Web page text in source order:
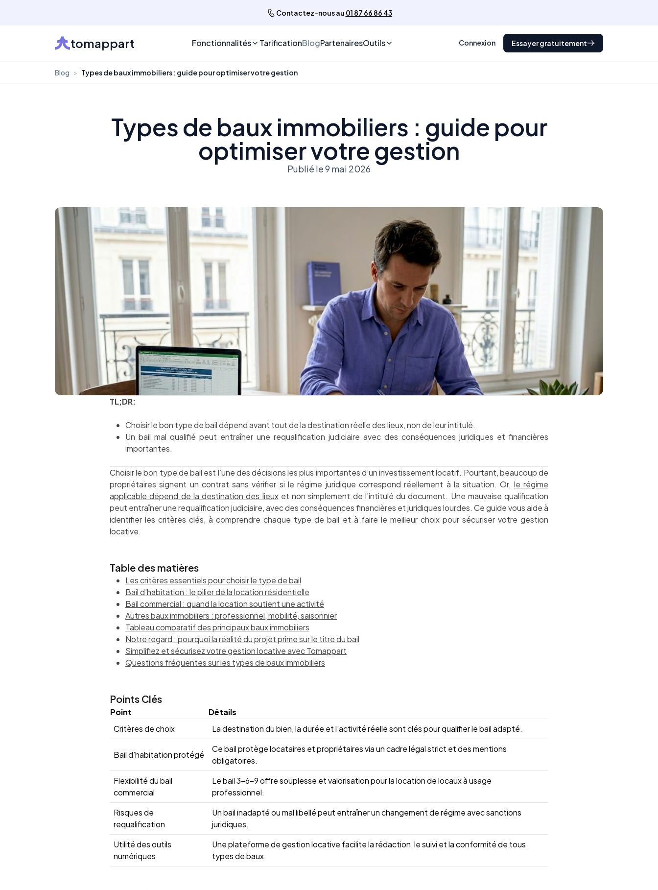
Contactez-nous au 01 87 66 86 43
tomappart Fonctionnalités TarificationBlogPartenairesOutils Connexion Essayer gratuitement
Blog > Types de baux immobiliers : guide pour optimiser votre gestion
Types de baux immobiliers : guide pour
optimiser votre gestion
Publié le 9 mai 2026
TL;DR:
Choisir le bon type de bail dépend avant tout de la destination réelle des lieux, non de leur intitulé.
Un bail mal qualifié peut entraîner une requalification judiciaire avec des conséquences juridiques et financières
importantes.
Choisir le bon type de bail est l’une des décisions les plus importantes d’un investissement locatif. Pourtant, beaucoup de
propriétaires signent un contrat sans vérifier si le régime juridique correspond réellement à la situation. Or, le régime
applicable dépend de la destination des lieuxet non simplement de l’intitulé du document. Une mauvaise qualification
peut entraîner une requalification judiciaire, avec des conséquences financières et juridiques lourdes. Ce guide vous aide à
identifier les critères clés, à comprendre chaque type de bail et à faire le meilleur choix pour sécuriser votre gestion
locative.
Table des matières
Les critères essentiels pour choisir le type de bail
Bail d’habitation : le pilier de la location résidentielle
Bail commercial : quand la location soutient une activité
Autres baux immobiliers : professionnel, mobilité, saisonnier
Tableau comparatif des principaux baux immobiliers
Notre regard : pourquoi la réalité du projet prime sur le titre du bail
Simplifiez et sécurisez votre gestion locative avec Tomappart
Questions fréquentes sur les types de baux immobiliers
Points Clés
Point
Détails
Critères de choix
La destination du bien, la durée et l’activité réelle sont clés pour qualifier le bail adapté.
Bail d’habitation protégé
Ce bail protège locataires et propriétaires via un cadre légal strict et des mentions
obligatoires.
Flexibilité du bail
commercial
Le bail 3-6-9 offre souplesse et valorisation pour la location de locaux à usage
professionnel.
Risques de
requalification
Un bail inadapté ou mal libellé peut entraîner un changement de régime avec sanctions
juridiques.
Utilité des outils
numériques
Une plateforme de gestion locative facilite la rédaction, le suivi et la conformité de tous
types de baux.